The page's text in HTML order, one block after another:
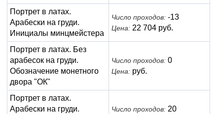
Портрет в латах.
Арабески на груди.
Инициалы минцмейстера
Число проходов: -13
Цена: 22 704 руб.
Портрет в латах. Без
арабесок на груди.
Обозначение монетного
двора "ОК"
Число проходов: 0
Цена: руб.
Портрет в латах.
Арабески на груди.
Число проходов: 20